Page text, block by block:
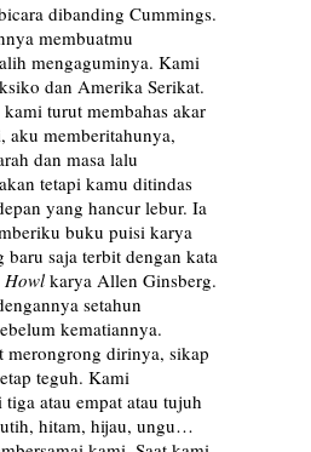
dibanding Cummings.
membuatmu
mengaguminya. Kami
dan Amerika Serikat.
turut membahas akar
aku memberitahunya,
dan masa lalu
tetapi kamu ditindas
yang hancur lebur. Ia
buku puisi karya
baru saja terbit dengan kata
Howl karya Allen Ginsberg.
setahun
kematiannya.
merongrong dirinya, sikap
teguh. Kami
atau empat atau tujuh
hitam, hijau, ungu…